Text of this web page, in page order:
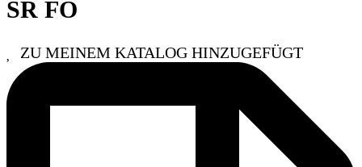
SR FO
ZU MEINEM KATALOG HINZUGEFÜGT